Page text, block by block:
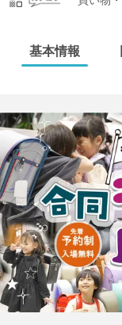
基本情報